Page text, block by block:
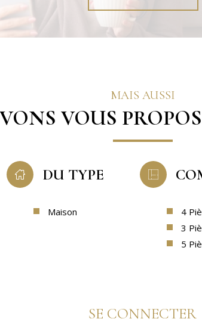
MAIS AUSSI
VOUS
DU TYPE
Maison
4
3
5
SE CONNECTER